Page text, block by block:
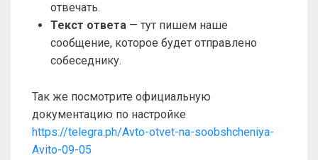
отвечать.
Текст ответа — тут пишем наше
сообщение, которое будет отправлено
собеседнику.
Так же посмотрите официальную
документацию по настройке
https://telegra.ph/Avto-otvet-na-soobshcheniya-
Avito-09-05